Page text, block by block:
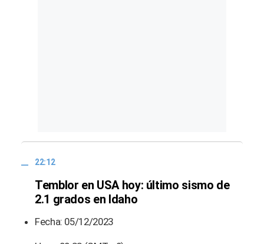
22:12
Temblor en USA hoy: último sismo de
2.1 grados en Idaho
Fecha: 05/12/2023